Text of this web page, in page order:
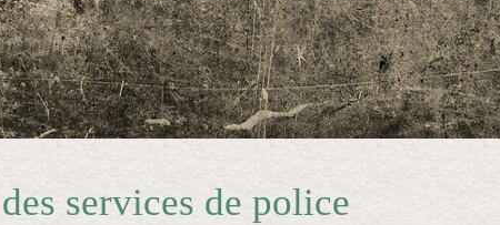
services de police